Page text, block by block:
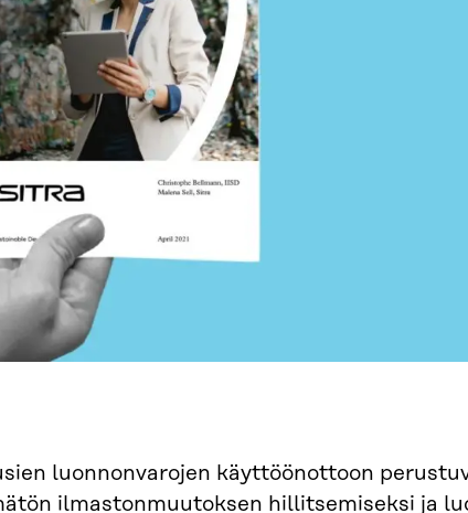
luonnonvarojen käyttöönottoon
ilmastonmuutoksen hillitsemiseksi ja